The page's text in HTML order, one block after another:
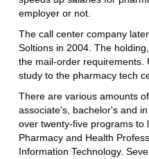
employer or not.
The call center company
Soltions in 2004. The
the mail-order requirements.
study to the pharmacy tech
There are various amounts
associate's, bachelor's and
over twenty-five programs to
Pharmacy and Health
Information Technology.